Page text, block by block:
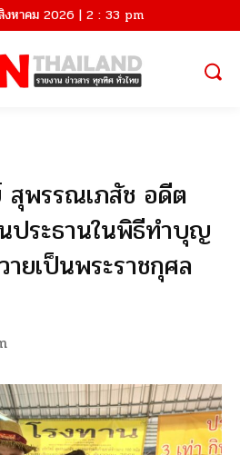
งหาคม 2026 | 2 : 33 pm
สุพรรณเภสัช อดีต
ประธานในพิธีทำบุญ
ายเป็นพระราชกุศล